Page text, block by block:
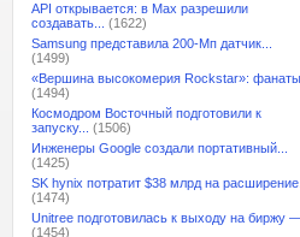
API открывается: в Max разрешили
создавать...
(1622)
Samsung представила 200-Мп датчик...
(1499)
«Вершина высокомерия Rockstar»:
(1494)
Космодром Восточный подготовили к
запуску...
(1506)
Инженеры Google создали портативный...
(1425)
SK hynix потратит $38 млрд на
(1474)
Unitree подготовилась к выходу на биржу
(1454)